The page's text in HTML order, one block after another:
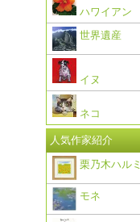
ハワイアン
世界遺産
イヌ
ネコ
人気作家紹介
栗乃木ハルミ
モネ